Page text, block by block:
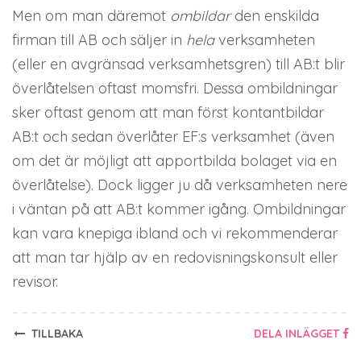
Men om man däremot ombildarden enskilda
firman till AB och säljer in helaverksamheten
(eller en avgränsad verksamhetsgren) till AB:t blir
överlåtelsen oftast momsfri. Dessa ombildningar
sker oftast genom att man först kontantbildar
AB:t och sedan överlåter EF:s verksamhet (även
om det är möjligt att apportbilda bolaget via en
överlåtelse). Dock ligger ju då verksamheten nere
i väntan på att AB:t kommer igång. Ombildningar
kan vara knepiga ibland och vi rekommenderar
att man tar hjälp av en redovisningskonsult eller
revisor.
TILLBAKA DELA INLÄGGET